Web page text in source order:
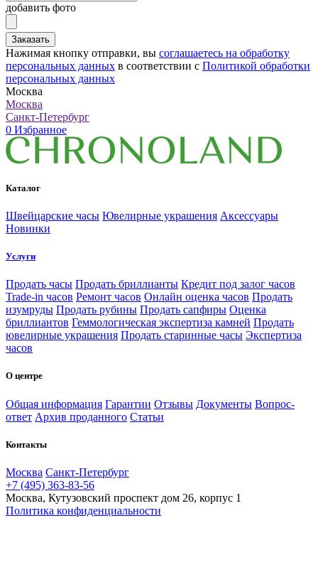
добавить фото
Заказать
Нажимая кнопку отправки, вы соглашаетесь на обработку
персональных данных в соответствии с Политикой обработки
персональных данных
Москва
Москва
Санкт-Петербург
0 Избранное
Каталог
Швейцарские часы Ювелирные украшения Аксессуары
Новинки
Услуги
Продать часы Продать бриллианты Кредит под залог часов
Trade-in часов Ремонт часов Онлайн оценка часов Продать
изумруды Продать рубины Продать сапфиры Оценка
бриллиантов Геммологическая экспертиза камней Продать
ювелирные украшения Продать старинные часы Экспертиза
часов
О центре
Общая информация Гарантии Отзывы Документы Вопрос-
ответ Архив проданного Статьи
Контакты
Москва Санкт-Петербург
+7 (495) 363-83-56
Москва, Кутузовский проспект дом 26, корпус 1
Политика конфиденциальности